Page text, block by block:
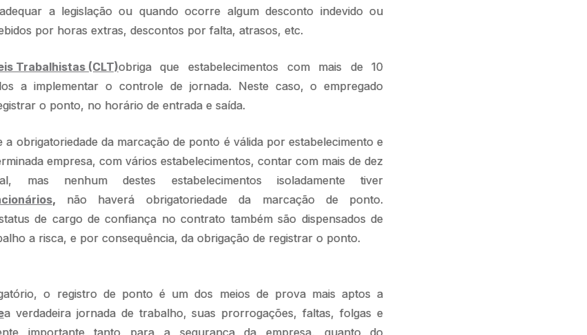
a legislação ou quando ocorre algum desconto indevido ou
por horas extras, descontos por falta, atrasos, etc.
Trabalhistas (CLT)obriga que estabelecimentos com mais de 10
a implementar o controle de jornada. Neste caso, o empregado
o ponto, no horário de entrada e saída.
a obrigatoriedade da marcação de ponto é válida por estabelecimento e
empresa, com vários estabelecimentos, contar com mais de dez
mas nenhum destes estabelecimentos isoladamente tiver
, não haverá obrigatoriedade da marcação de ponto.
de cargo de confiança no contrato também são dispensados de
a risca, e por consequência, da obrigação de registrar o ponto.
o registro de ponto é um dos meios de prova mais aptos a
a verdadeira jornada de trabalho, suas prorrogações, faltas, folgas e
importante tanto para a segurança da empresa, quanto do